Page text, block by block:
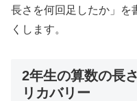
長さを何回足したか」を
くします。
2年生の算数の長
リカバリー